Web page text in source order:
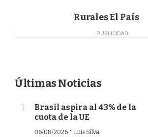
Rurales El País
PUBLICIDAD
Últimas Noticias
Brasil aspira al 43% de la
cuota de la UE
06/08/2026 · Luis Silva